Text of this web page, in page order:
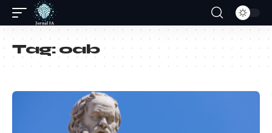
Tag:oab